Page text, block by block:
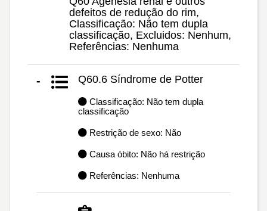
defeitos de redução do rim,
Classificação: Não tem dupla
classificação, Excluidos: Nenhum,
Referências: Nenhuma
- Q60.6 Síndrome de Potter
Classificação: Não tem dupla
classificação
Restrição de sexo: Não
Causa óbito: Não há restrição
Referências: Nenhuma